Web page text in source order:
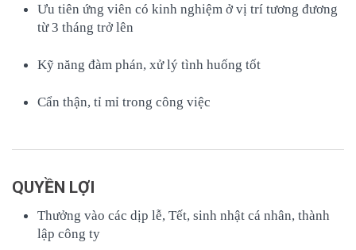
Ưu tiên ứng viên có kinh nghiệm ở vị trí tương đương
từ 3 tháng trở lên
Kỹ năng đàm phán, xử lý tình huống tốt
Cẩn thận, tỉ mỉ trong công việc
QUYỀN LỢI
Thưởng vào các dịp lễ, Tết, sinh nhật cá nhân, thành
lập công ty